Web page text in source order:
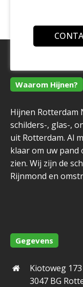
Waarom Hijnen?
Hijnen Rotterdam
schilders-, glas-,
uit Rotterdam. Al
klaar om uw
zien. Wij zijn de
Rijnmond en
Gegevens
Kiotoweg 173
3047 BG